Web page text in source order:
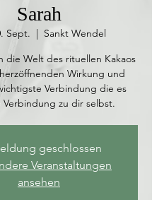
Sarah
Sept.
  |
Sankt Wendel
die Welt des rituellen Kakaos
Wirkung und
Verbindung die es
zu dir selbst.
geschlossen
Veranstaltungen
ansehen